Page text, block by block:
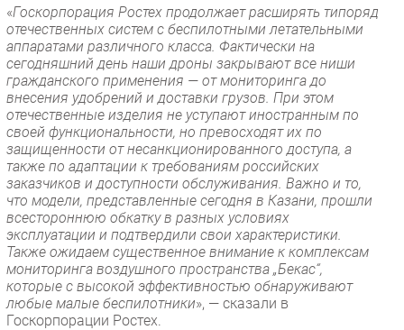
Здоровье
РАЗДЕЛЫ
Новости
Аналитика
Интервью
Мероприятия
Проекты
IT класс
Тестовый стенд
Каталог компаний
«Госкорпорация Ростех продолжает расширять типоряд
отечественных систем с беспилотными летательными
аппаратами различного класса. Фактически на
сегодняшний день наши дроны закрывают все ниши
гражданского применения — от мониторинга до
внесения удобрений и доставки грузов. При этом
отечественные изделия не уступают иностранным по
своей функциональности, но превосходят их по
защищенности от несанкционированного доступа, а
также по адаптации к требованиям российских
заказчиков и доступности обслуживания. Важно и то,
что модели, представленные сегодня в Казани, прошли
всестороннюю обкатку в разных условиях
эксплуатации и подтвердили свои характеристики.
Также ожидаем существенное внимание к комплексам
мониторинга воздушного пространства „Бекас“,
которые с высокой эффективностью обнаруживают
любые малые беспилотники», — сказали в
Госкорпорации Ростех.